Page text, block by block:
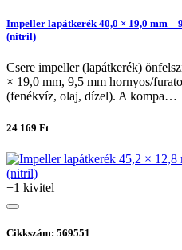
Impeller lapátkerék 40,0 × 19,0 mm –
(nitril)
Csere impeller (lapátkerék)
× 19,0 mm, 9,5 mm hornyos/
(fenékvíz, olaj, dízel). A kompa…
24 169 Ft
+1 kivitel
Cikkszám: 569551